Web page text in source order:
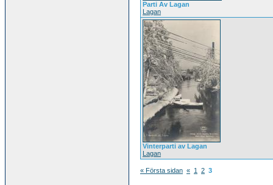
Parti Av Lagan
Lagan
Vinterparti av Lagan
Lagan
« Första sidan « 1 2 3